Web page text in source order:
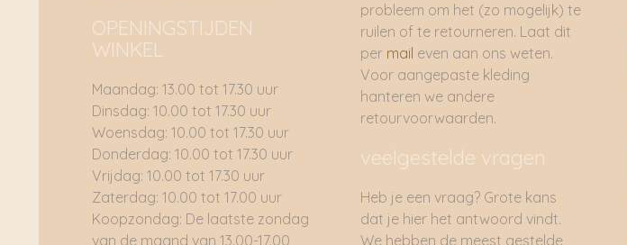
OPENINGSTIJDEN
WINKEL
Maandag: 13.00 tot 17.30 uur
Dinsdag: 10.00 tot 17.30 uur
Woensdag: 10.00 tot 17.30 uur
Donderdag: 10.00 tot 17.30 uur
Vrijdag: 10.00 tot 17.30 uur
Zaterdag: 10.00 tot 17.00 uur
Koopzondag: De laatste zondag
van de maand van 13.00-17.00
probleem om het (zo mogelijk) te
ruilen of te retourneren. Laat dit
permail even aan ons weten.
Voor aangepaste kleding
hanteren we andere
retourvoorwaarden.
veelgestelde vragen
Heb je een vraag? Grote kans
dat je hier het antwoord vindt.
We hebben de meest gestelde